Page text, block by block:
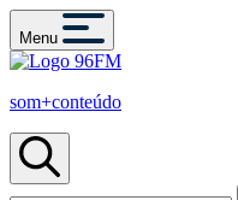
Menu
som+conteúdo